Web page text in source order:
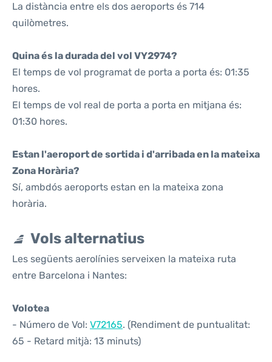
La distància entre els dos aeroports és 714
quilòmetres.
Quina és la durada del vol VY2974?
El temps de vol programat de porta a porta és: 01:35
hores.
El temps de vol real de porta a porta en mitjana és:
01:30 hores.
Estan l'aeroport de sortida i d'arribada en la mateixa
Zona Horària?
Sí, ambdós aeroports estan en la mateixa zona
horària.
Vols alternatius
Les següents aerolínies serveixen la mateixa ruta
entre Barcelona i Nantes:
Volotea
- Número de Vol: V72165. (Rendiment de puntualitat:
65 - Retard mitjà: 13 minuts)